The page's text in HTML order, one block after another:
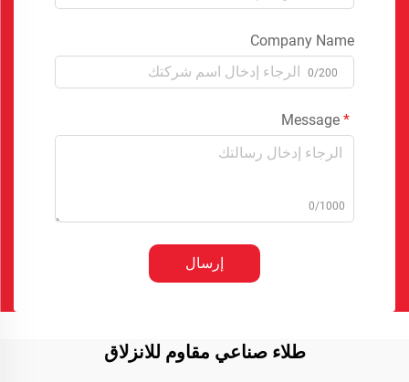
Company Name
0/200
0/1000
إرسال
طلاء صناعي مقاوم للانزلاق